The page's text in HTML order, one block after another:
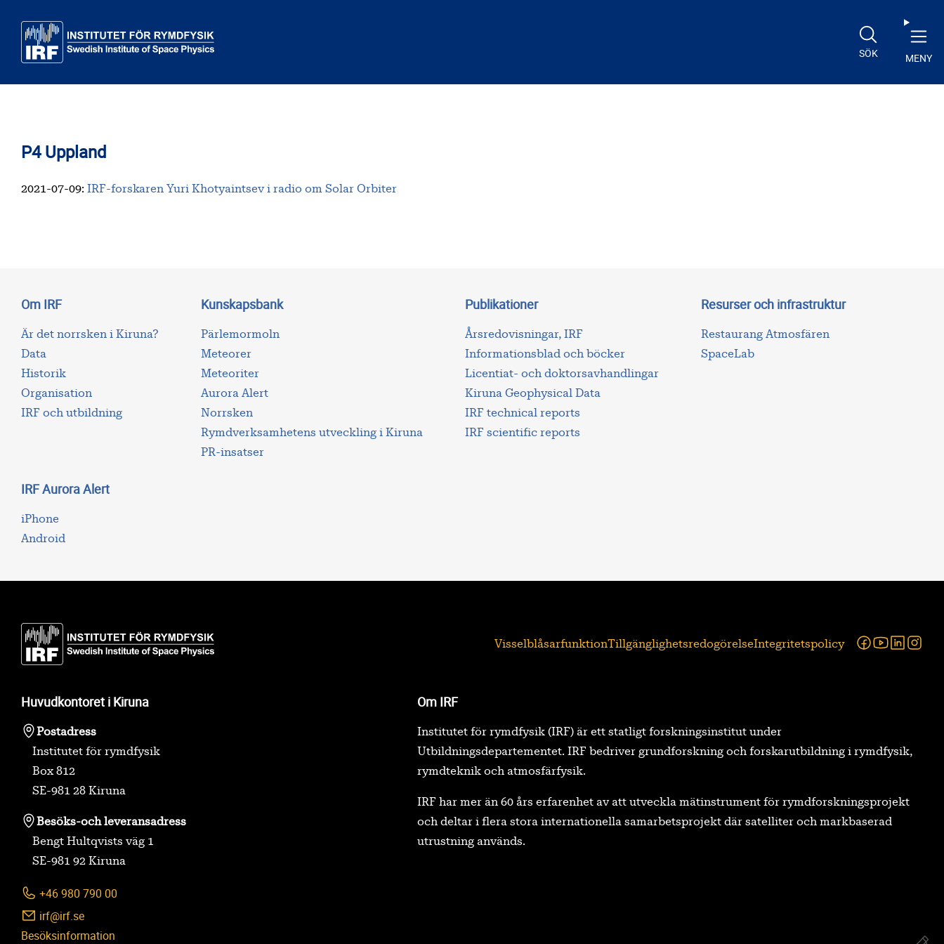
SÖK MENY
P4 Uppland
2021-07-09: IRF-forskaren Yuri Khotyaintsev i radio om Solar Orbiter
Om IRF
Är det norrsken i Kiruna?
Data
Historik
Organisation
IRF och utbildning
Kunskapsbank
Pärlemormoln
Meteorer
Meteoriter
Aurora Alert
Norrsken
Rymdverksamhetens utveckling i Kiruna
PR-insatser
Publikationer
Årsredovisningar, IRF
Informationsblad och böcker
Licentiat- och doktorsavhandlingar
Kiruna Geophysical Data
IRF technical reports
IRF scientific reports
Resurser och infrastruktur
Restaurang Atmosfären
SpaceLab
IRF Aurora Alert
iPhone
Android
VisselblåsarfunktionTillgänglighetsredogörelseIntegritetspolicy Facebook
Youtube
Huvudkontoret i Kiruna
Postadress
Institutet för rymdfysik
Box 812
SE-981 28 Kiruna
Besöks-och leveransadress
Bengt Hultqvists väg 1
SE-981 92 Kiruna
+46 980 790 00
irf@irf.se
Besöksinformation
Om IRF
Institutet för rymdfysik (IRF) är ett statligt forskningsinstitut under
Utbildningsdepartementet. IRF bedriver grundforskning och forskarutbildning i rymdfysik,
rymdteknik och atmosfärfysik.
IRF har mer än 60 års erfarenhet av att utveckla mätinstrument för rymdforskningsprojekt
och deltar i flera stora internationella samarbetsprojekt där satelliter och markbaserad
utrustning används.